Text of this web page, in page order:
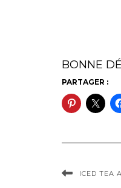
BONNE
PARTAGER :
ICED TEA